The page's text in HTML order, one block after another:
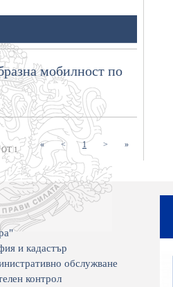
мобилност по
« < 1(current)
> »
1
и кадастър
обслужване
контрол